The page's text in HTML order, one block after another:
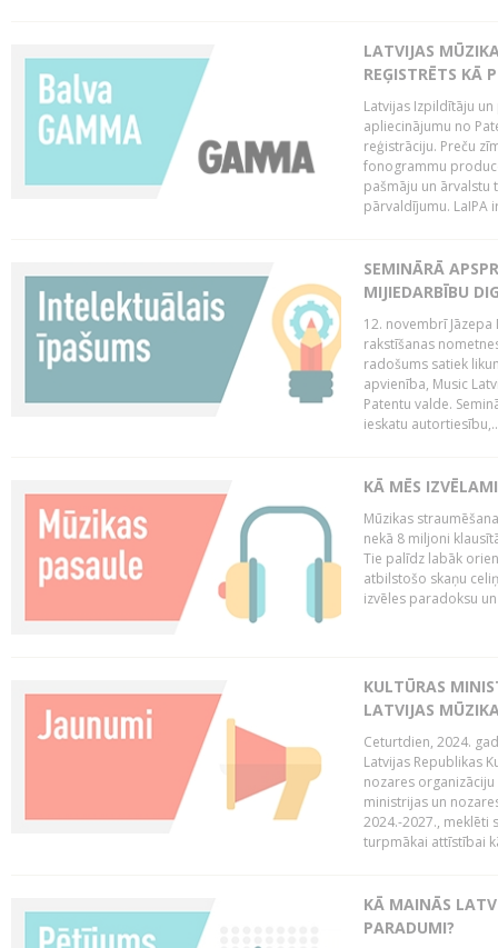
LATVIJAS
REĢISTRĒTS KĀ
Latvijas Izpildītāju
apliecinājumu no
reģistrāciju. Preču
fonogrammu
pašmāju un ārvalstu
pārvaldījumu. LaIPA
SEMINĀRĀ
MIJIEDARBĪBU
12. novembrī
rakstīšanas
radošums satiek
apvienība, Music
Patentu valde.
ieskatu
KĀ MĒS
Mūzikas
nekā 8 miljoni
Tie palīdz labāk
atbilstošo skaņu
izvēles paradoksu
KULTŪRAS
LATVIJAS
Ceturtdien, 2024.
Latvijas Republikas
nozares
ministrijas un
2024.-2027., meklēti
turpmākai attīstībai
KĀ MAINĀS
PARADUMI?